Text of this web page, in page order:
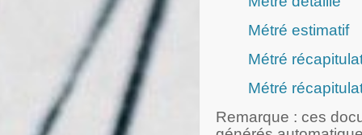
Métré estimatif
Métré
Métré
Remarque : ces